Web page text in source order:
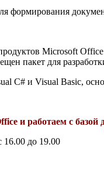
формирования
Microsoft
пакет для
C# и Visual Basic,
и работаем с базой
16.00 до 19.00